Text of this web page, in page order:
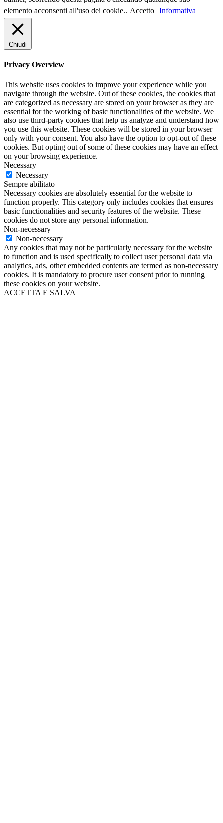
elemento acconsenti all'uso dei cookie.. Accetto Informativa
Chiudi
Privacy Overview
This website uses cookies to improve your experience while you
navigate through the website. Out of these cookies, the cookies that
are categorized as necessary are stored on your browser as they are
essential for the working of basic functionalities of the website. We
also use third-party cookies that help us analyze and understand how
you use this website. These cookies will be stored in your browser
only with your consent. You also have the option to opt-out of these
cookies. But opting out of some of these cookies may have an effect
on your browsing experience.
Necessary
Necessary
Sempre abilitato
Necessary cookies are absolutely essential for the website to
function properly. This category only includes cookies that ensures
basic functionalities and security features of the website. These
cookies do not store any personal information.
Non-necessary
Non-necessary
Any cookies that may not be particularly necessary for the website
to function and is used specifically to collect user personal data via
analytics, ads, other embedded contents are termed as non-necessary
cookies. It is mandatory to procure user consent prior to running
these cookies on your website.
ACCETTA E SALVA